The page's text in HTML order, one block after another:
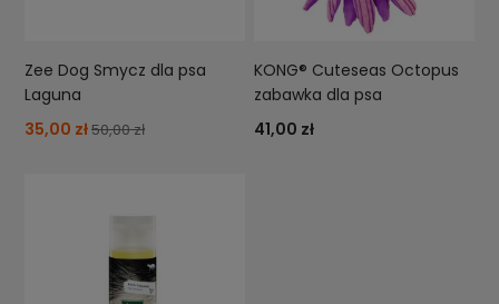
Zee Dog Smycz dla psa
Laguna
35,00 zł50,00 zł
KONG® Cuteseas Octopus
zabawka dla psa
41,00 zł